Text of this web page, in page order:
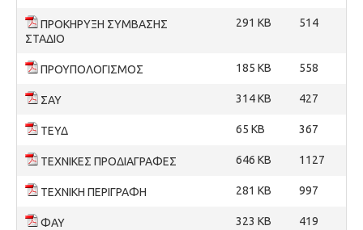
ΠΡΟΚΗΡΥΞΗ ΣΥΜΒΑΣΗΣ
ΣΤΑΔΙΟ
291 KB 514
ΠΡΟΥΠΟΛΟΓΙΣΜΟΣ 185 KB 558
ΣΑΥ 314 KB 427
ΤΕΥΔ 65 KB 367
ΤΕΧΝΙΚΕΣ ΠΡΟΔΙΑΓΡΑΦΕΣ 646 KB 1127
ΤΕΧΝΙΚΗ ΠΕΡΙΓΡΑΦΗ 281 KB 997
ΦΑΥ 323 KB 419